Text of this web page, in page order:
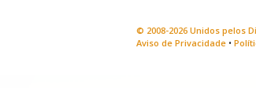
© 2008-2026 Unidos pelos
Aviso de Privacidade•